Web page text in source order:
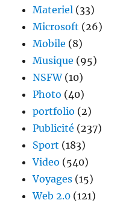
Materiel (33)
Microsoft (26)
Mobile (8)
Musique (95)
NSFW(10)
Photo (40)
portfolio (2)
Publicité (237)
Sport (183)
Video (540)
Voyages (15)
Web 2.0 (121)